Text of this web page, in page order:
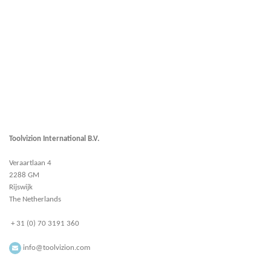
Toolvizion International B.V.
Veraartlaan 4
2288 GM
Rijswijk
The Netherlands
+ 31 (0) 70 3191 360
info@toolvizion.com